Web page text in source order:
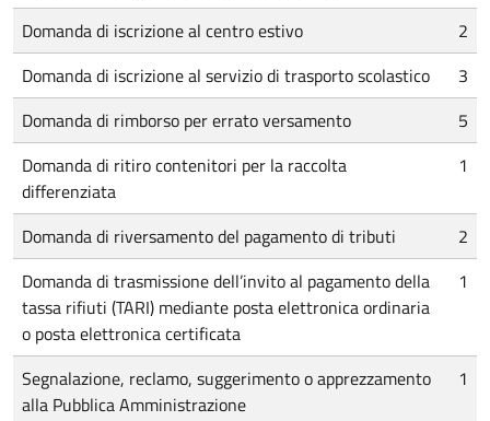
Domanda di iscrizione al centro estivo
2
Domanda di iscrizione al servizio di trasporto scolastico
3
Domanda di rimborso per errato versamento
5
Domanda di ritiro contenitori per la raccolta
differenziata
1
Domanda di riversamento del pagamento di tributi
2
Domanda di trasmissione dell’invito al pagamento della
tassa rifiuti (TARI) mediante posta elettronica ordinaria
o posta elettronica certificata
1
Segnalazione, reclamo, suggerimento o apprezzamento
alla Pubblica Amministrazione
1